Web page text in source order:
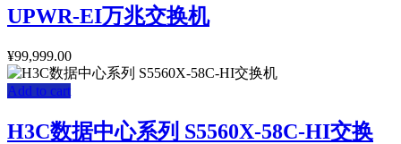
UPWR-EI万兆交换机
¥99,999.00
Add to cart
H3C数据中心系列 S5560X-58C-HI交换